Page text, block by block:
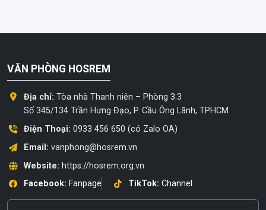
VĂN PHÒNG HOSREM
Địa chỉ: Tòa nhà Thanh niên – Phòng 3.3
Số 345/134 Trần Hưng Đạo, P. Cầu Ông Lãnh, TPHCM
Điện Thoại: 0933 456 650 (có Zalo OA)
Email: vanphong@hosrem.vn
Website: https://hosrem.org.vn
Facebook: Fanpage TikTok: Channel